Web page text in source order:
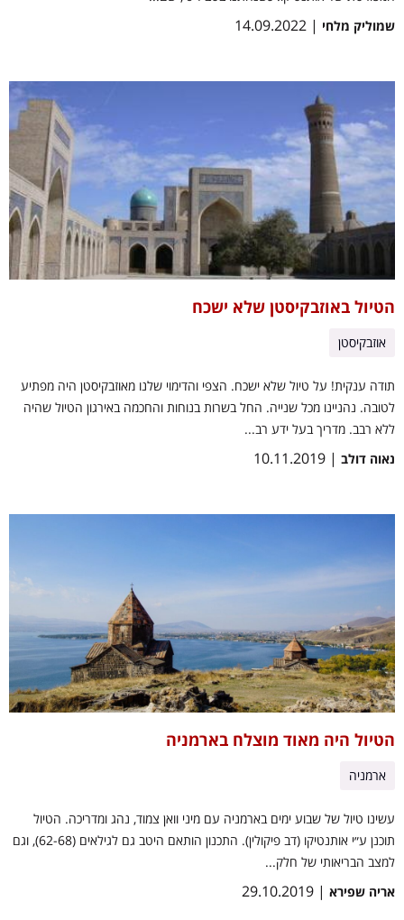
שמוליק מלחי | 14.09.2022
הטיול באוזבקיסטן שלא ישכח
אוזבקיסטן
תודה ענקית! על טיול שלא ישכח. הצפי והדימוי שלנו מאוזבקיסטן היה מפתיע
לטובה. נהניינו מכל שנייה. החל בשרות בנוחות והחכמה באירגון הטיול שהיה
ללא רבב. מדריך בעל ידע רב...
נאוה דולב | 10.11.2019
הטיול היה מאוד מוצלח בארמניה
ארמניה
עשינו טיול של שבוע ימים בארמניה עם מיני וואן צמוד, נהג ומדריכה. הטיול
תוכנן ע״י אותנטיקו (דב פיקולין). התכנון הותאם היטב גם לגילאים (62-68), וגם
למצב הבריאותי של חלק...
אריה שפירא | 29.10.2019